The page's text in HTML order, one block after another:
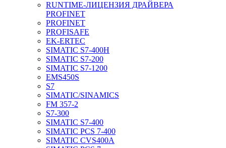
RUNTIME-ЛИЦЕНЗИЯ ДРАЙВЕРА
PROFINET
PROFINET
PROFISAFE
EK-ERTEC
SIMATIC S7-400H
SIMATIC S7-200
SIMATIC S7-1200
EMS450S
S7
SIMATIC/SINAMICS
FM 357-2
S7-300
SIMATIC S7-400
SIMATIC PCS 7-400
SIMATIC CVS400A